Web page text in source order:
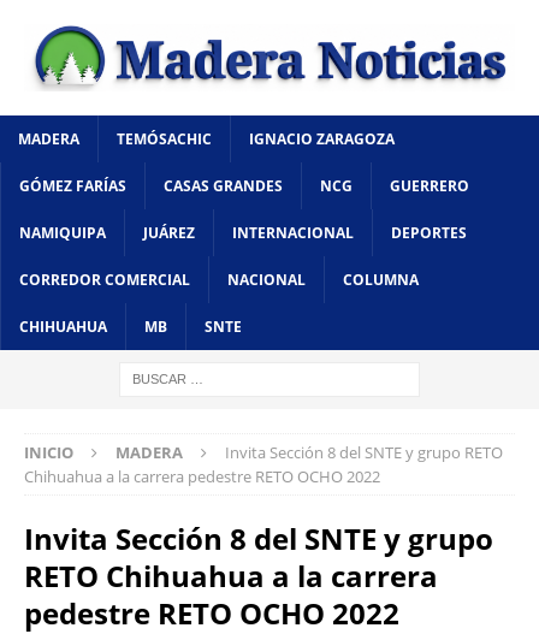
MADERA TEMÓSACHIC IGNACIO ZARAGOZA
GÓMEZ FARÍAS CASAS GRANDES NCG GUERRERO
NAMIQUIPA JUÁREZ INTERNACIONAL DEPORTES
CORREDOR COMERCIAL NACIONAL COLUMNA
CHIHUAHUA MB SNTE
INICIO MADERA
Invita Sección 8 del SNTE y grupo RETO
Chihuahua a la carrera pedestre RETO OCHO 2022
Invita Sección 8 del SNTE y grupo
RETO Chihuahua a la carrera
pedestre RETO OCHO 2022